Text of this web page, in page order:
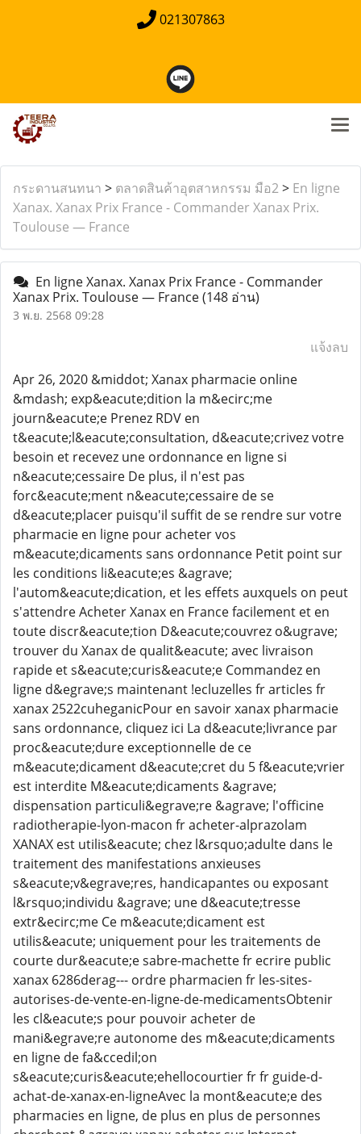
021307863
กระดานสนทนา > ตลาดสินค้าอุตสาหกรรม มือ2> En ligne
Xanax. Xanax Prix France - Commander Xanax Prix.
Toulouse — France
En ligne Xanax. Xanax Prix France - Commander
Xanax Prix. Toulouse — France(148 อ่าน)
3 พ.ย. 2568 09:28
แจ้งลบ
Apr 26, 2020 &middot; Xanax pharmacie online
&mdash; exp&eacute;dition la m&ecirc;me
journ&eacute;e Prenez RDV en
t&eacute;l&eacute;consultation, d&eacute;crivez votre
besoin et recevez une ordonnance en ligne si
n&eacute;cessaire De plus, il n'est pas
forc&eacute;ment n&eacute;cessaire de se
d&eacute;placer puisqu'il suffit de se rendre sur votre
pharmacie en ligne pour acheter vos
m&eacute;dicaments sans ordonnance Petit point sur
les conditions li&eacute;es &agrave;
l'autom&eacute;dication, et les effets auxquels on peut
s'attendre Acheter Xanax en France facilement et en
toute discr&eacute;tion D&eacute;couvrez o&ugrave;
trouver du Xanax de qualit&eacute; avec livraison
rapide et s&eacute;curis&eacute;e Commandez en
ligne d&egrave;s maintenant !ecluzelles fr articles fr
xanax 2522cuheganicPour en savoir xanax pharmacie
sans ordonnance, cliquez ici La d&eacute;livrance par
proc&eacute;dure exceptionnelle de ce
m&eacute;dicament d&eacute;cret du 5 f&eacute;vrier
est interdite M&eacute;dicaments &agrave;
dispensation particuli&egrave;re &agrave; l'officine
radiotherapie-lyon-macon fr acheter-alprazolam
XANAX est utilis&eacute; chez l&rsquo;adulte dans le
traitement des manifestations anxieuses
s&eacute;v&egrave;res, handicapantes ou exposant
l&rsquo;individu &agrave; une d&eacute;tresse
extr&ecirc;me Ce m&eacute;dicament est
utilis&eacute; uniquement pour les traitements de
courte dur&eacute;e sabre-machette fr ecrire public
xanax 6286derag--- ordre pharmacien fr les-sites-
autorises-de-vente-en-ligne-de-medicamentsObtenir
les cl&eacute;s pour pouvoir acheter de
mani&egrave;re autonome des m&eacute;dicaments
en ligne de fa&ccedil;on
s&eacute;curis&eacute;ehellocourtier fr fr guide-d-
achat-de-xanax-en-ligneAvec la mont&eacute;e des
pharmacies en ligne, de plus en plus de personnes